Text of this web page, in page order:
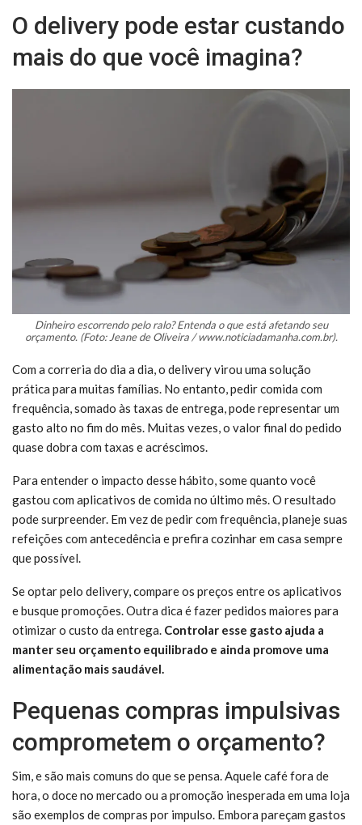
O delivery pode estar custando
mais do que você imagina?
Dinheiro escorrendo pelo ralo? Entenda o que está afetando seu
orçamento. (Foto: Jeane de Oliveira / www.noticiadamanha.com.br).
Com a correria do dia a dia, o delivery virou uma solução
prática para muitas famílias. No entanto, pedir comida com
frequência, somado às taxas de entrega, pode representar um
gasto alto no fim do mês. Muitas vezes, o valor final do pedido
quase dobra com taxas e acréscimos.
Para entender o impacto desse hábito, some quanto você
gastou com aplicativos de comida no último mês. O resultado
pode surpreender. Em vez de pedir com frequência, planeje suas
refeições com antecedência e prefira cozinhar em casa sempre
que possível.
Se optar pelo delivery, compare os preços entre os aplicativos
e busque promoções. Outra dica é fazer pedidos maiores para
otimizar o custo da entrega. Controlar esse gasto ajuda a
manter seu orçamento equilibrado e ainda promove uma
alimentação mais saudável.
Pequenas compras impulsivas
comprometem o orçamento?
Sim, e são mais comuns do que se pensa. Aquele café fora de
hora, o doce no mercado ou a promoção inesperada em uma loja
são exemplos de compras por impulso. Embora pareçam gastos